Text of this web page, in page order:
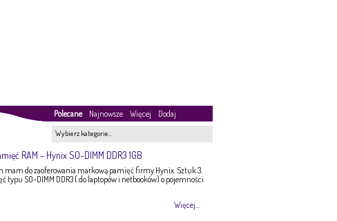
Polecane Najnowsze Więcej Dodaj
Wybierz kategorie…
RAM – Hynix SO-DIMM DDR3 1GB
mam do zaoferowania markową pamięć firmy Hynix. Sztuk 3.
typu SO-DIMM DDR3 ( do laptopów i netbooków) o pojemności
Więcej...